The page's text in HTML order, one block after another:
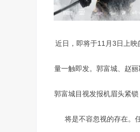
近日，即将于11月3日上
量一触即发。郭富城、赵
郭富城目视发报机眉头紧
将是不容忽视的存在。